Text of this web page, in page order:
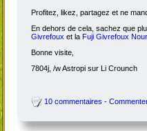
Profitez, likez, partagez et ne
En dehors de cela, sachez que
Givrefoux et la Fuji Givrefoux
Bonne visite,
7804j, /w Astropi sur Li Crounch
10 commentaires -